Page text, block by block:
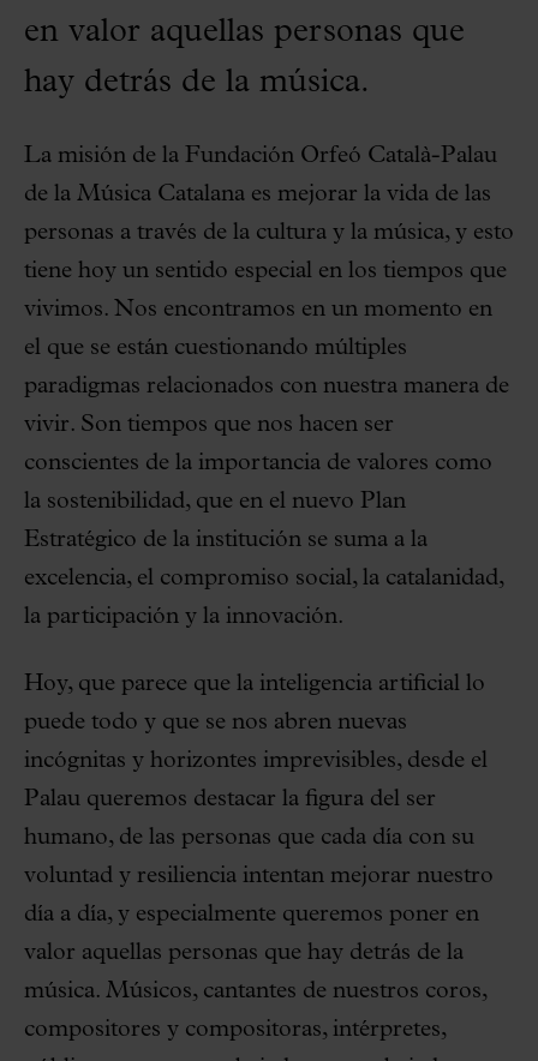
en valor aquellas personas que
hay detrás de la música.
La misión de la Fundación Orfeó Català-Palau
de la Música Catalana es mejorar la vida de las
personas a través de la cultura y la música, y esto
tiene hoy un sentido especial en los tiempos que
vivimos. Nos encontramos en un momento en
el que se están cuestionando múltiples
paradigmas relacionados con nuestra manera de
vivir. Son tiempos que nos hacen ser
conscientes de la importancia de valores como
la sostenibilidad, que en el nuevo Plan
Estratégico de la institución se suma a la
excelencia, el compromiso social, la catalanidad,
la participación y la innovación.
Hoy, que parece que la inteligencia artificial lo
puede todo y que se nos abren nuevas
incógnitas y horizontes imprevisibles, desde el
Palau queremos destacar la figura del ser
humano, de las personas que cada día con su
voluntad y resiliencia intentan mejorar nuestro
día a día, y especialmente queremos poner en
valor aquellas personas que hay detrás de la
música. Músicos, cantantes de nuestros coros,
compositores y compositoras, intérpretes,